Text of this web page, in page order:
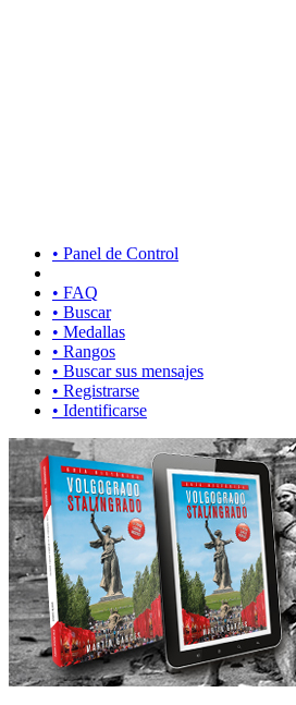
• Panel de Control
• FAQ
• Buscar
• Medallas
• Rangos
• Buscar sus mensajes
• Registrarse
• Identificarse